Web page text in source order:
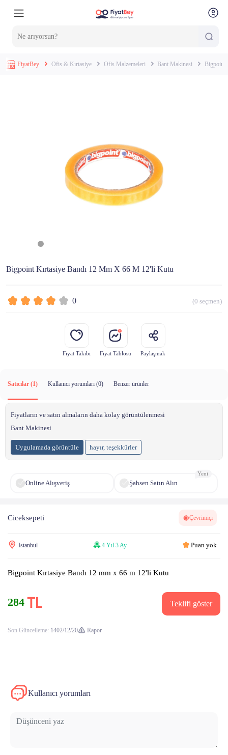
FiyatBey Ofis & Kırtasiye Ofis Malzemeleri Bant Makinesi Bigpoint
Bigpoint Kırtasiye Bandı 12 Mm X 66 M 12'li Kutu
0 (0 seçmen)
Fiyat Takibi Fiyat Tablosu Paylaşmak
Satıcılar (1) Kullanıcı yorumları (0) Benzer ürünler
Fiyatların ve satın almaların daha kolay görüntülenmesi
Bant Makinesi
Uygulamada görüntüle hayır, teşekkürler
Online Alışveriş Şahsen Satın Alın
Yeni
Ciceksepeti Çevrimiçi
Istanbul 4 Yıl 3 Ay Puan yok
Bigpoint Kırtasiye Bandı 12 mm x 66 m 12'li Kutu
284 Teklifi göster
Son Güncelleme: 1402/12/20 Rapor
Kullanıcı yorumları